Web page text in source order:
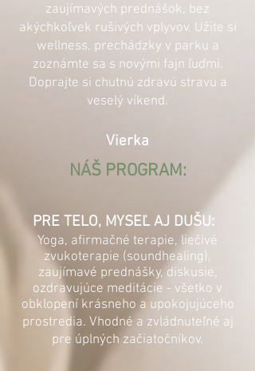
zaujímavých prednášok, bez
akýchkoľvek rušivých vplyvov. Užite si
wellness, prechádzky v parku a
zoznámte sa s novými fajn ľuďmi.
Doprajte si chutnú zdravú stravu a
veselý víkend.
Vierka
NÁŠ PROGRAM:
PRE TELO, MYSEĽ AJ DUŠU:
Yoga, afirmačné terapie, liečivé
zvukoterapie (soundhealing),
zaujímavé prednášky, diskusie,
ozdravujúce meditácie - všetko v
obklopení krásneho a upokojujúceho
prostredia. Vhodné a zvládnuteľné aj
pre úplných začiatočníkov.